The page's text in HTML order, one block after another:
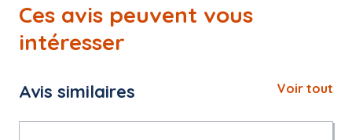
Ces avis peuvent vous
intéresser
Avis similaires Voir tout